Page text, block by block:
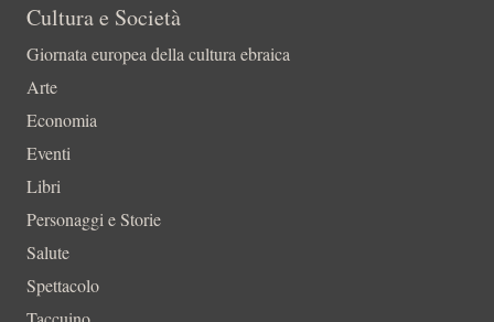
Cultura e Società
Giornata europea della cultura ebraica
Arte
Economia
Eventi
Libri
Personaggi e Storie
Salute
Spettacolo